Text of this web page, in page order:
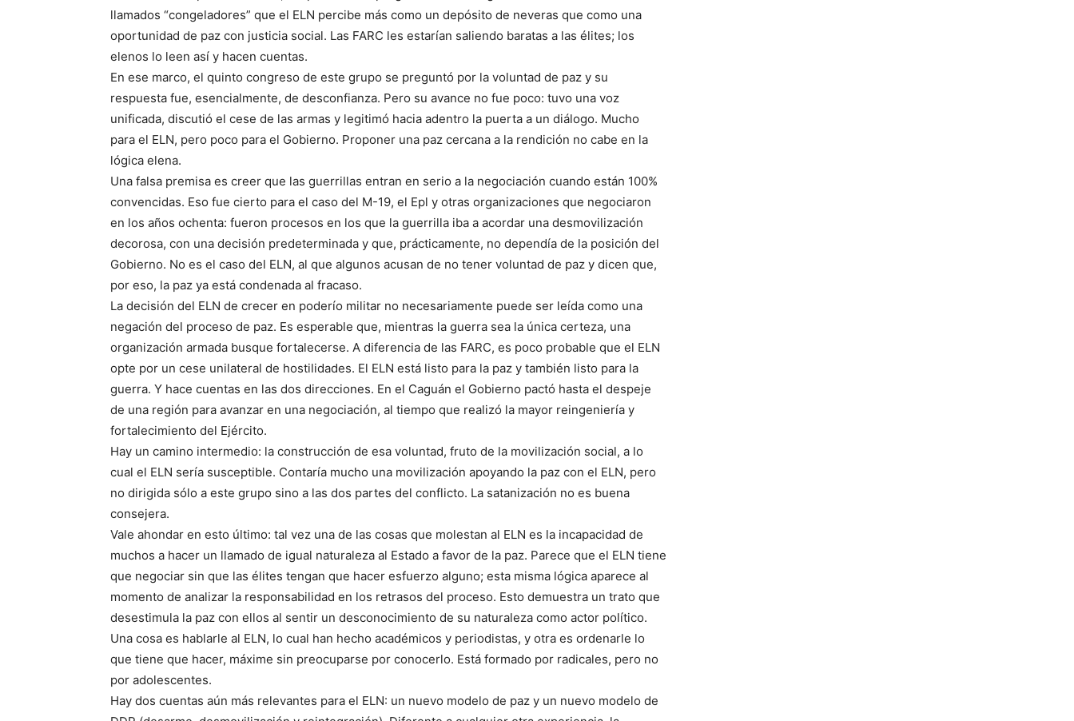
llamados “congeladores” que el ELN percibe más como un depósito de neveras que como una
oportunidad de paz con justicia social. Las FARC les estarían saliendo baratas a las élites; los
elenos lo leen así y hacen cuentas.
En ese marco, el quinto congreso de este grupo se preguntó por la voluntad de paz y su
respuesta fue, esencialmente, de desconfianza. Pero su avance no fue poco: tuvo una voz
unificada, discutió el cese de las armas y legitimó hacia adentro la puerta a un diálogo. Mucho
para el ELN, pero poco para el Gobierno. Proponer una paz cercana a la rendición no cabe en la
lógica elena.
Una falsa premisa es creer que las guerrillas entran en serio a la negociación cuando están 100%
convencidas. Eso fue cierto para el caso del M-19, el Epl y otras organizaciones que negociaron
en los años ochenta: fueron procesos en los que la guerrilla iba a acordar una desmovilización
decorosa, con una decisión predeterminada y que, prácticamente, no dependía de la posición del
Gobierno. No es el caso del ELN, al que algunos acusan de no tener voluntad de paz y dicen que,
por eso, la paz ya está condenada al fracaso.
La decisión del ELN de crecer en poderío militar no necesariamente puede ser leída como una
negación del proceso de paz. Es esperable que, mientras la guerra sea la única certeza, una
organización armada busque fortalecerse. A diferencia de las FARC, es poco probable que el ELN
opte por un cese unilateral de hostilidades. El ELN está listo para la paz y también listo para la
guerra. Y hace cuentas en las dos direcciones. En el Caguán el Gobierno pactó hasta el despeje
de una región para avanzar en una negociación, al tiempo que realizó la mayor reingeniería y
fortalecimiento del Ejército.
Hay un camino intermedio: la construcción de esa voluntad, fruto de la movilización social, a lo
cual el ELN sería susceptible. Contaría mucho una movilización apoyando la paz con el ELN, pero
no dirigida sólo a este grupo sino a las dos partes del conflicto. La satanización no es buena
consejera.
Vale ahondar en esto último: tal vez una de las cosas que molestan al ELN es la incapacidad de
muchos a hacer un llamado de igual naturaleza al Estado a favor de la paz. Parece que el ELN tiene
que negociar sin que las élites tengan que hacer esfuerzo alguno; esta misma lógica aparece al
momento de analizar la responsabilidad en los retrasos del proceso. Esto demuestra un trato que
desestimula la paz con ellos al sentir un desconocimiento de su naturaleza como actor político.
Una cosa es hablarle al ELN, lo cual han hecho académicos y periodistas, y otra es ordenarle lo
que tiene que hacer, máxime sin preocuparse por conocerlo. Está formado por radicales, pero no
por adolescentes.
Hay dos cuentas aún más relevantes para el ELN: un nuevo modelo de paz y un nuevo modelo de